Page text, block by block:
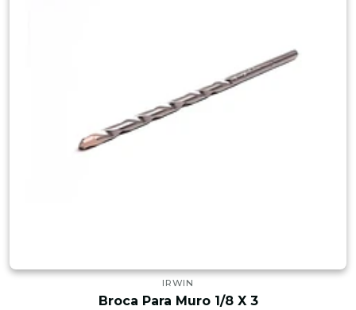
IRWIN
Broca Para Muro 1/8 X 3